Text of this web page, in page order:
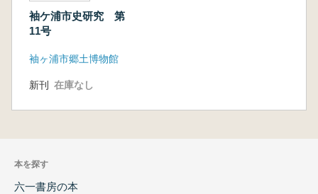
袖ケ浦市史研究 第
11号
袖ヶ浦市郷土博物館
新刊 在庫なし
本を探す
六一書房の本